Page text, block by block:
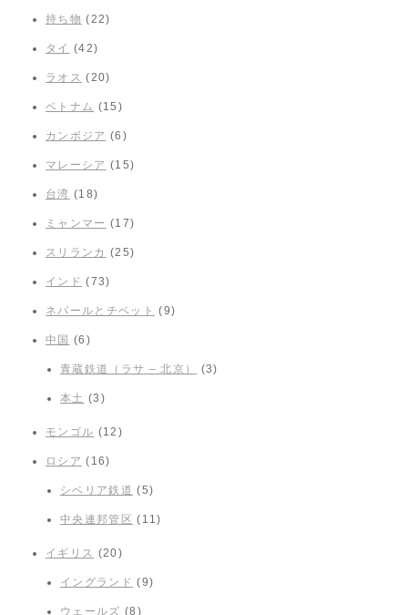
持ち物 (22)
タイ (42)
ラオス (20)
ベトナム (15)
カンボジア (6)
マレーシア (15)
台湾 (18)
ミャンマー (17)
スリランカ (25)
インド (73)
ネパールとチベット (9)
中国 (6)
青蔵鉄道（ラサ – 北京） (3)
本土 (3)
モンゴル (12)
ロシア (16)
シベリア鉄道 (5)
中央連邦管区 (11)
イギリス (20)
イングランド (9)
ウェールズ (8)